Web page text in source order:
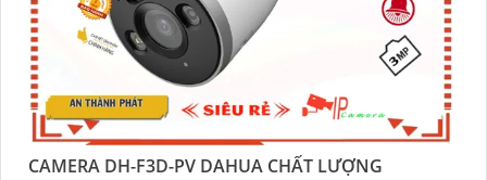
CAMERA DH-F3D-PV DAHUA CHẤT LƯỢNG